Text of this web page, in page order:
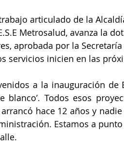
articulado de la
Metrosalud, avanza la
aprobada por la
servicios inicien en las
a la inauguración
blanco’. Todos esos
hace 12 años y
Estamos a